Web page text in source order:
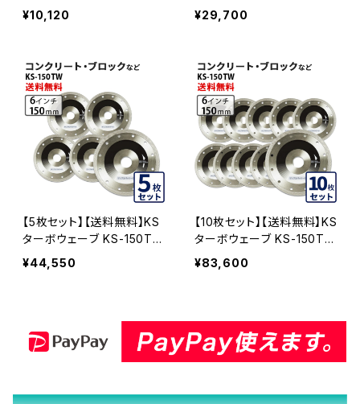
リート・ブロックなど (ks-15
0tw) KS-150TW
¥10,120
6インチ コンクリート・ブロ
ックなど (ks-150tw) KS-1
¥29,700
【5枚セット】【送料無料】KS
ターボウェーブ KS-150TW
6インチ コンクリート・ブロ
ックなど (ks-150tw) KS-1
¥44,550
【10枚セット】【送料無料】KS
ターボウェーブ KS-150TW
6インチ コンクリート・ブロ
ックなど (ks-150tw) KS-1
¥83,600